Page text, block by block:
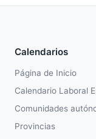
Calendarios
Página de Inicio
Calendario Laboral
Comunidades
Provincias